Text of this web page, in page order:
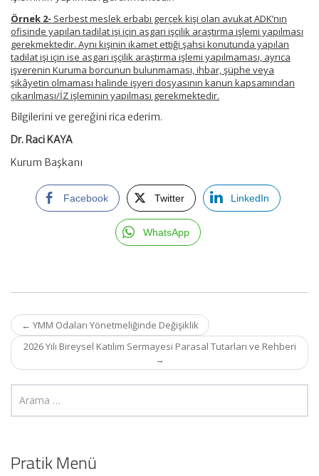
Örnek 2- Serbest meslek erbabı gerçek kişi olan avukat ADK’nın
ofisinde yapılan tadilat işi için asgari işçilik araştırma işlemi yapılması
gerekmektedir. Aynı kişinin ikamet ettiği şahsi konutunda yapılan
tadilat işi için ise asgari işçilik araştırma işlemi yapılmaması, ayrıca
işverenin Kuruma borcunun bulunmaması, ihbar, şüphe veya
şikâyetin olmaması halinde işyeri dosyasının kanun kapsamından
çıkarılması/İZ işleminin yapılması gerekmektedir.
Bilgilerini ve gereğini rica ederim.
Dr. Raci KAYA
Kurum Başkanı
Facebook Twitter LinkedIn
WhatsApp
Post
navigation
← YMM Odaları Yönetmeliğinde Değişiklik
2026 Yılı Bireysel Katılım Sermayesi Parasal Tutarları ve Rehberi
→
Pratik Menü